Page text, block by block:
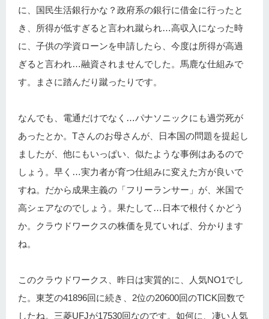
に、国民生活銀行かな？政府系の銀行に借金に行ったと
き、所得が低すぎると言われ蹴られ…高収入になった時
に、子供の学資ローンを申請したら、今度は所得が高過
ぎると言われ…融資されませんでした。馬鹿な仕組みで
す。まさに踏んだり蹴ったりです。
なんでも、電通だけでなく…パナソニックにも過労死が
あったとか。Tさんのお母さんが、日本国の問題を提起し
ましたが、他にもいっぱい、似たような事例はあるので
しょう。早く…実力者が育つ仕組みに変えた方が良いで
すね。だから成果主義の「フリーランサー」が、米国で
高シェアなのでしょう。果たして…日本で根付くかどう
か。クラウドワークスの株価を見ていれば、分かります
ね。
このクラウドワークス、昨日は実質的に、人気NO1でし
た。東芝の41896回に続き、2位の20600回のTICK回数で
したね。三菱UFJが17530回なのです。如何に、凄い人気